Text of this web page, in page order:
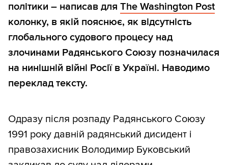
політики – написав для The Washington Post
колонку, в якій пояснює, як відсутність
глобального судового процесу над
злочинами Радянського Союзу позначилася
на нинішній війні Росії в Україні. Наводимо
переклад тексту.
Одразу після розпаду Радянського Союзу
1991 року давній радянський дисидент і
правозахисник Володимир Буковський